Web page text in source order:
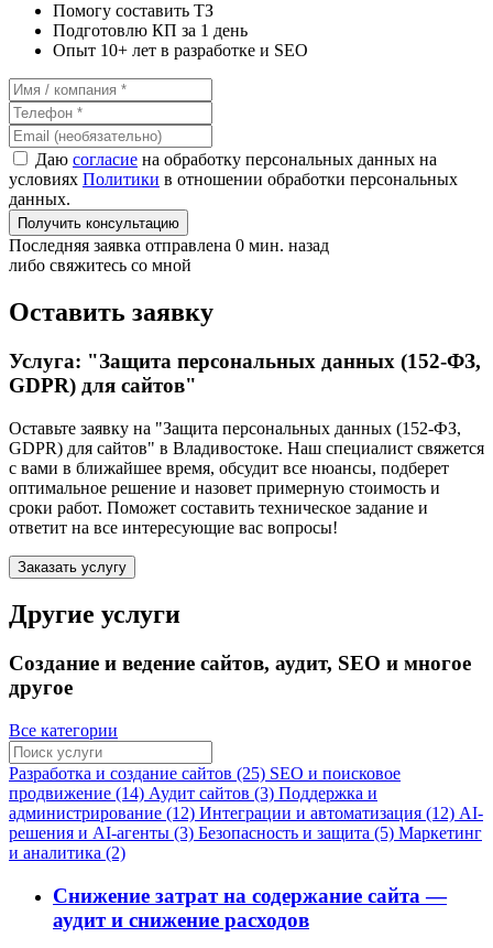
Помогу составить ТЗ
Подготовлю КП за 1 день
Опыт 10+ лет в разработке и SEO
Даю согласие на обработку персональных данных на
условиях Политики в отношении обработки персональных
данных.
Получить консультацию
Последняя заявка отправлена 0 мин. назад
либо свяжитесь со мной
Оставить заявку
Услуга: "Защита персональных данных (152-ФЗ,
GDPR) для сайтов"
Оставьте заявку на "Защита персональных данных (152-ФЗ,
GDPR) для сайтов" в Владивостоке. Наш специалист свяжется
с вами в ближайшее время, обсудит все нюансы, подберет
оптимальное решение и назовет примерную стоимость и
сроки работ. Поможет составить техническое задание и
ответит на все интересующие вас вопросы!
Заказать услугу
Другие услуги
Создание и ведение сайтов, аудит, SEO и многое
другое
Все категории
Разработка и создание сайтов (25) SEO и поисковое
продвижение (14) Аудит сайтов (3) Поддержка и
администрирование (12) Интеграции и автоматизация (12) AI-
решения и AI-агенты (3) Безопасность и защита (5) Маркетинг
и аналитика (2)
Снижение затрат на содержание сайта —
аудит и снижение расходов